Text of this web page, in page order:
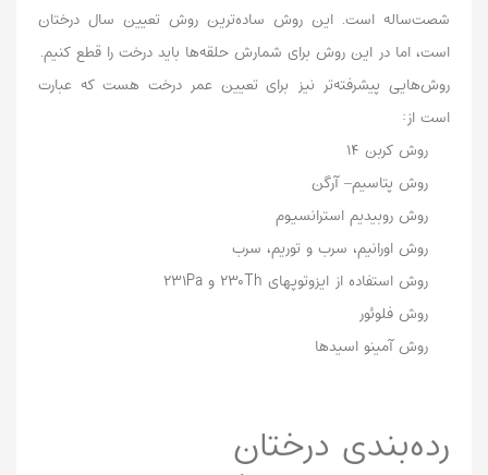
شصت‌ساله است. این روش ساده‌ترین روش تعیین سال درختان
است، اما در این روش برای شمارش حلقه‌ها باید درخت را قطع کنیم.
روش‌هایی پیشرفته‌تر نیز برای تعیین عمر درخت هست که عبارت
است از:
روش کربن ۱۴
روش پتاسیم– آرگن
روش روبیدیم استرانسیوم
روش اورانیم، سرب و توریم، سرب
روش استفاده از ایزوتوپهای ۲۳۰Th و ۲۳۱Pa
روش فلوئور
روش آمینو اسیدها
رده‌بندی درختان